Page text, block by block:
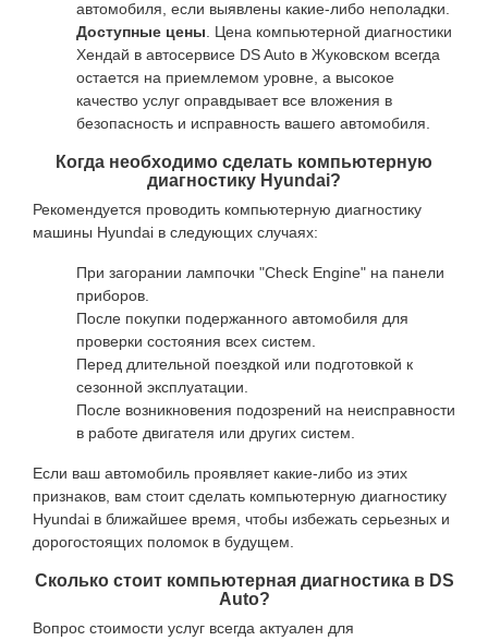
автомобиля, если выявлены какие-либо неполадки.
Доступные цены . Цена компьютерной диагностики
Хендай в автосервисе DS Auto в Жуковском всегда
остается на приемлемом уровне, а высокое
качество услуг оправдывает все вложения в
безопасность и исправность вашего автомобиля.
Когда необходимо сделать компьютерную
диагностику Hyundai?
Рекомендуется проводить компьютерную диагностику
машины Hyundai в следующих случаях:
При загорании лампочки "Check Engine" на панели
приборов.
После покупки подержанного автомобиля для
проверки состояния всех систем.
Перед длительной поездкой или подготовкой к
сезонной эксплуатации.
После возникновения подозрений на неисправности
в работе двигателя или других систем.
Если ваш автомобиль проявляет какие-либо из этих
признаков, вам стоит сделать компьютерную диагностику
Hyundai в ближайшее время, чтобы избежать серьезных и
дорогостоящих поломок в будущем.
Сколько стоит компьютерная диагностика в DS
Auto?
Вопрос стоимости услуг всегда актуален для